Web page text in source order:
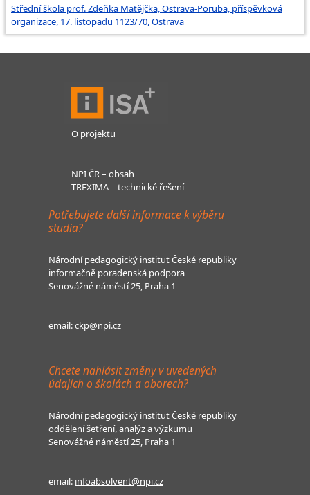
Střední škola prof. Zdeňka Matějčka, Ostrava-Poruba, příspěvková
organizace, 17. listopadu 1123/70, Ostrava
O projektu
NPI ČR – obsah
TREXIMA – technické řešení
Potřebujete další informace k výběru
studia?
Národní pedagogický institut České republiky
informačně poradenská podpora
Senovážné náměstí 25, Praha 1
email:ckp@npi.cz
Chcete nahlásit změny v uvedených
údajích o školách a oborech?
Národní pedagogický institut České republiky
oddělení šetření, analýz a výzkumu
Senovážné náměstí 25, Praha 1
email: infoabsolvent@npi.cz